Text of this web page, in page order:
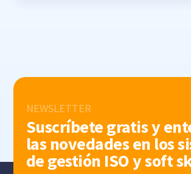
NEWSLETTER
Suscríbete gratis y
las novedades en los
de gestión ISO y soft